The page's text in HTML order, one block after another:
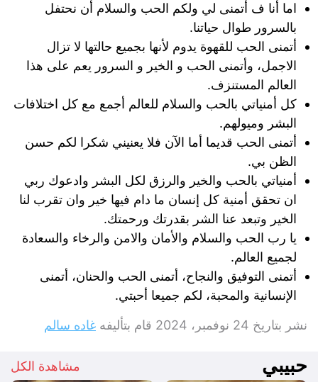
اما أنا ف أتمنى لي ولكم الحب والسلام أن نحتفل
بالسرور طوال حياتنا.
أتمنى الحب للقهوة يدوم لأنها بجميع حالتها لا تزال
الاجمل، وأتمنى الحب و الخير و السرور يعم على هذا
العالم المستنزف.
كل أمنياتي بالحب والسلام للعالم أجمع مع كل اختلافات
البشر وميولهم.
أتمنى الحب قديما أما الآن فلا يعنيني شكرا لكم حسن
الظن بي.
أمنياتي بالحب والخير والرزق لكل البشر وادعوك ربي
ان تحقق أمنية كل إنسان ما دام فيها خير وان تقرب لنا
الخير وتبعد عنا الشر بقدرتك ورحمتك.
يا رب الحب والسلام والأمان والامن والرخاء والسعادة
لجميع العالم.
أتمنى التوفيق والنجاح، أتمنى الحب والحنان، أتمنى
الإنسانية والمحبة، لكم جميعا أحبتي.
نشر بتاريخ 24 نوفمبر، 2024 قام بتأليفه غاده سالم
حبيبي مشاهدة الكل